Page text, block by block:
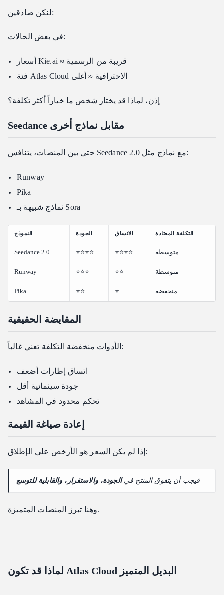
لنكن صادقين:
في بعض الحالات:
أسعار Kie.ai ≈ قريبة من الرسمية
فئة Atlas Cloud الاحترافية ≈ أغلى
إذن، لماذا قد يختار شخص ما خياراً أكثر تكلفة؟
Seedance مقابل نماذج أخرى
حتى بين المنصات، يتنافس Seedance 2.0 مع نماذج مثل:
Runway
Pika
نماذج شبيهة بـ Sora
النموذج الجودة الاتساق التكلفة المعتادة
Seedance 2.0 ⭐⭐⭐⭐ ⭐⭐⭐⭐ متوسطة
Runway ⭐⭐⭐ ⭐⭐ متوسطة
Pika ⭐⭐ ⭐ منخفضة
المقايضة الحقيقية
الأدوات منخفضة التكلفة تعني غالباً:
اتساق إطارات أضعف
جودة سينمائية أقل
تحكم محدود في المشاهد
إعادة صياغة القيمة
إذا لم يكن السعر هو الأرخص على الإطلاق:
فيجب أن يتفوق المنتج فيالجودة، والاستقرار، والقابلية للتوسع
وهنا تبرز المنصات المتميزة.
لماذا قد تكون Atlas Cloud البديل المتميز